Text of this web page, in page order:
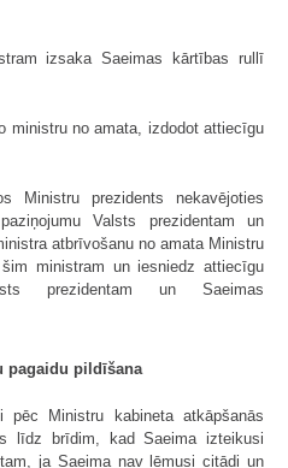
izsaka Saeimas kārtības rullī
ministru no amata, izdodot attiecīgu
Ministru prezidents nekavējoties
Valsts prezidentam un
atbrīvošanu no amata Ministru
ministram un iesniedz attiecīgu
prezidentam un Saeimas
pagaidu pildīšana
pēc Ministru kabineta atkāpšanās
līdz brīdim, kad Saeima izteikusi
ja Saeima nav lēmusi citādi un